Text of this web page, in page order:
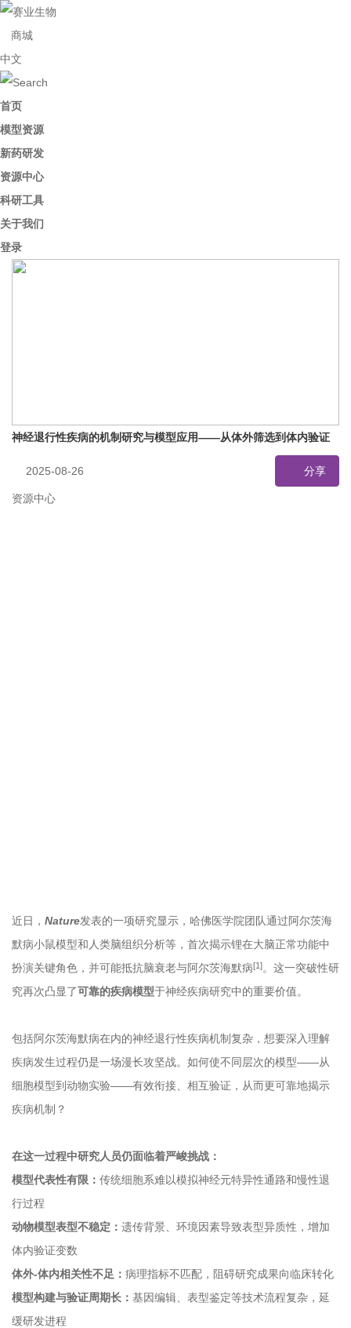
商城
中文
首页
模型资源
新药研发
资源中心
科研工具
关于我们
登录
神经退行性疾病的机制研究与模型应用——从体外筛选到体内验证
2025-08-26 分享
资源中心
近日， Nature发表的一项研究显示，哈佛医学院团队通过阿尔茨海
默病小鼠模型和人类脑组织分析等，首次揭示锂在大脑正常功能中
扮演关键角色，并可能抵抗脑衰老与阿尔茨海默病[1] 。这一突破性研
究再次凸显了可靠的疾病模型于神经疾病研究中的重要价值。
包括阿尔茨海默病在内的神经退行性疾病机制复杂，想要深入理解
疾病发生过程仍是一场漫长攻坚战。如何使不同层次的模型——从
细胞模型到动物实验——有效衔接、相互验证，从而更可靠地揭示
疾病机制？
在这一过程中研究人员仍面临着严峻挑战：
模型代表性有限： 传统细胞系难以模拟神经元特异性通路和慢性退
行过程
动物模型表型不稳定： 遗传背景、环境因素导致表型异质性，增加
体内验证变数
体外-体内相关性不足： 病理指标不匹配，阻碍研究成果向临床转化
模型构建与验证周期长： 基因编辑、表型鉴定等技术流程复杂，延
缓研发进程